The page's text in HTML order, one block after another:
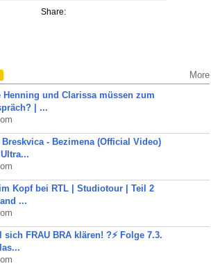
Share:
More
Henning und Clarissa müssen zum
| ...
Breskvica - Bezimena (Official Video)
Kopf bei RTL | Studiotour | Teil 2
...
sich FRAU BRA klären! ?⚡️ Folge 7.3.